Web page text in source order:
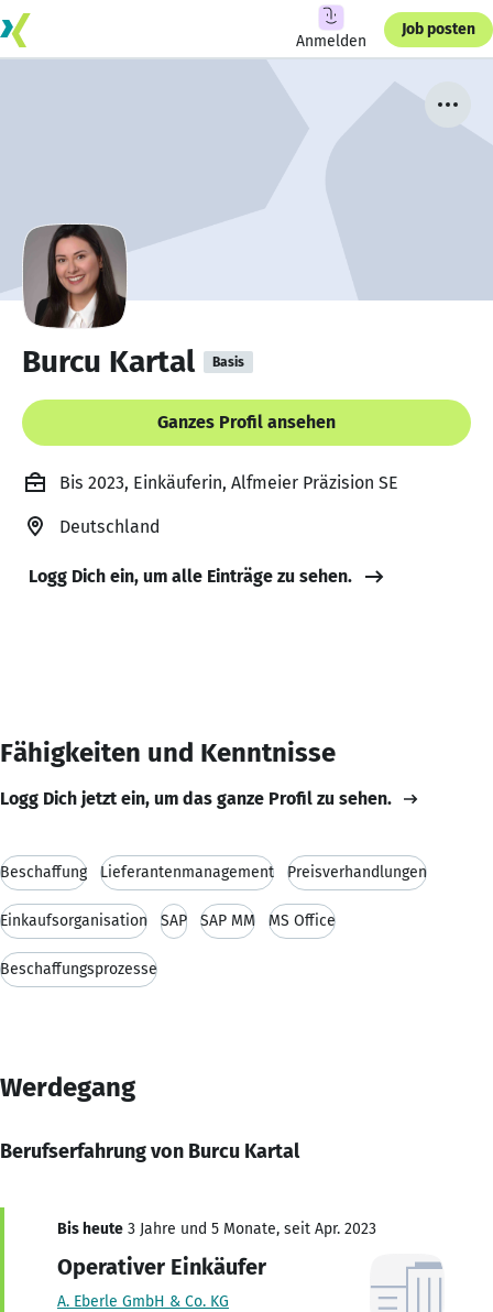
Anmelden
Job posten
Burcu Kartal Basis
Ganzes Profil ansehen
Bis 2023, Einkäuferin, Alfmeier Präzision SE
Deutschland
Logg Dich ein, um alle Einträge zu sehen.
Fähigkeiten und Kenntnisse
Logg Dich jetzt ein, um das ganze Profil zu sehen.
Beschaffung Lieferantenmanagement Preisverhandlungen
Einkaufsorganisation SAP SAP MM MS Office
Beschaffungsprozesse
Werdegang
Berufserfahrung von Burcu Kartal
Bis heute 3 Jahre und 5 Monate, seit Apr. 2023
Operativer Einkäufer
A. Eberle GmbH & Co. KG